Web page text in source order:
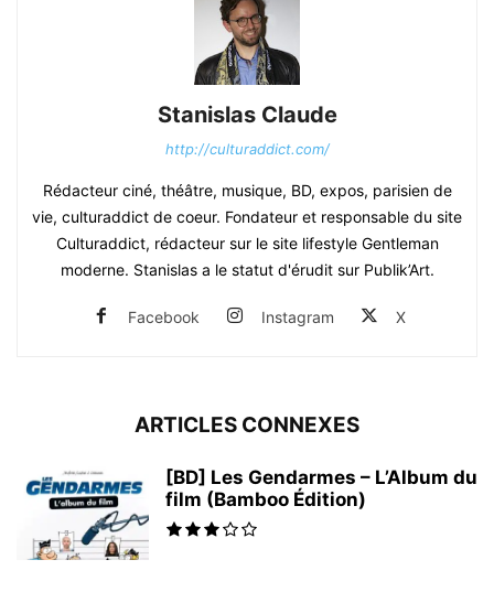
Stanislas Claude
http://culturaddict.com/
Rédacteur ciné, théâtre, musique, BD, expos, parisien de
vie, culturaddict de coeur. Fondateur et responsable du site
Culturaddict, rédacteur sur le site lifestyle Gentleman
moderne. Stanislas a le statut d'érudit sur Publik’Art.
Facebook Instagram X
ARTICLES CONNEXES
[BD] Les Gendarmes – L’Album du
film (Bamboo Édition)